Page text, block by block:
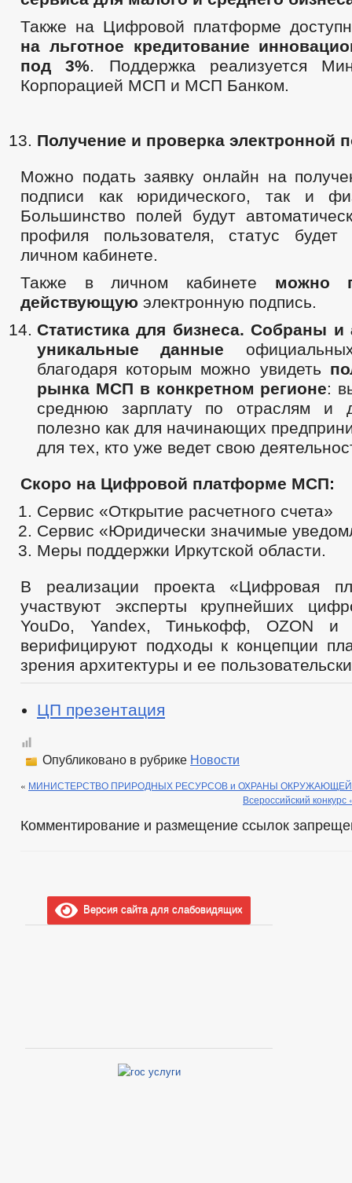
Также на Цифровой платформе
на льготное кредитование
под 3%. Поддержка реализуется
Корпорацией МСП и МСП Банком.
Получение и проверка электронной
Можно подать заявку онлайн на
подписи как юридического, так и
Большинство полей будут
профиля пользователя, статус будет
личном кабинете.
Также в личном кабинете можно
действующую электронную подпись.
Статистика для бизнеса. Собраны и
уникальные данные
благодаря которым можно увидеть
рынка МСП в конкретном регионе:
среднюю зарплату по отраслям и
полезно как для начинающих
для тех, кто уже ведет свою
Скоро на Цифровой платформе МСП:
Сервис «Открытие расчетного счета»
Сервис «Юридически значимые
Меры поддержки Иркутской области.
В реализации проекта «Цифровая
участвуют эксперты крупнейших
YouDo, Yandex, Тинькофф, OZON
верифицируют подходы к концепции
зрения архитектуры и ее
ЦП презентация
Опубликовано в рубрике Новости
« МИНИСТЕРСТВО ПРИРОДНЫХ РЕСУРСОВ и ОХРАНЫ
Всероссийский
Комментирование и размещение ссылок
Версия сайта для слабовидящих